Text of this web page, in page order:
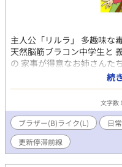
主人公「リルラ」 多趣味な
天然脳筋ブラコン中学生と
の 家事が得意なお姉さんた
を過ごしている物語です。
です 初投稿になります 拙作
で下さってありがとうござ
す。
続
文字数
ブラザー(B)ライク(L) 日常
更新停滞前線